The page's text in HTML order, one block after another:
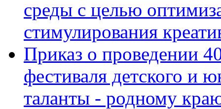
среды с целью
стимулирования
Приказ о проведении
фестиваля детского и
таланты - родному